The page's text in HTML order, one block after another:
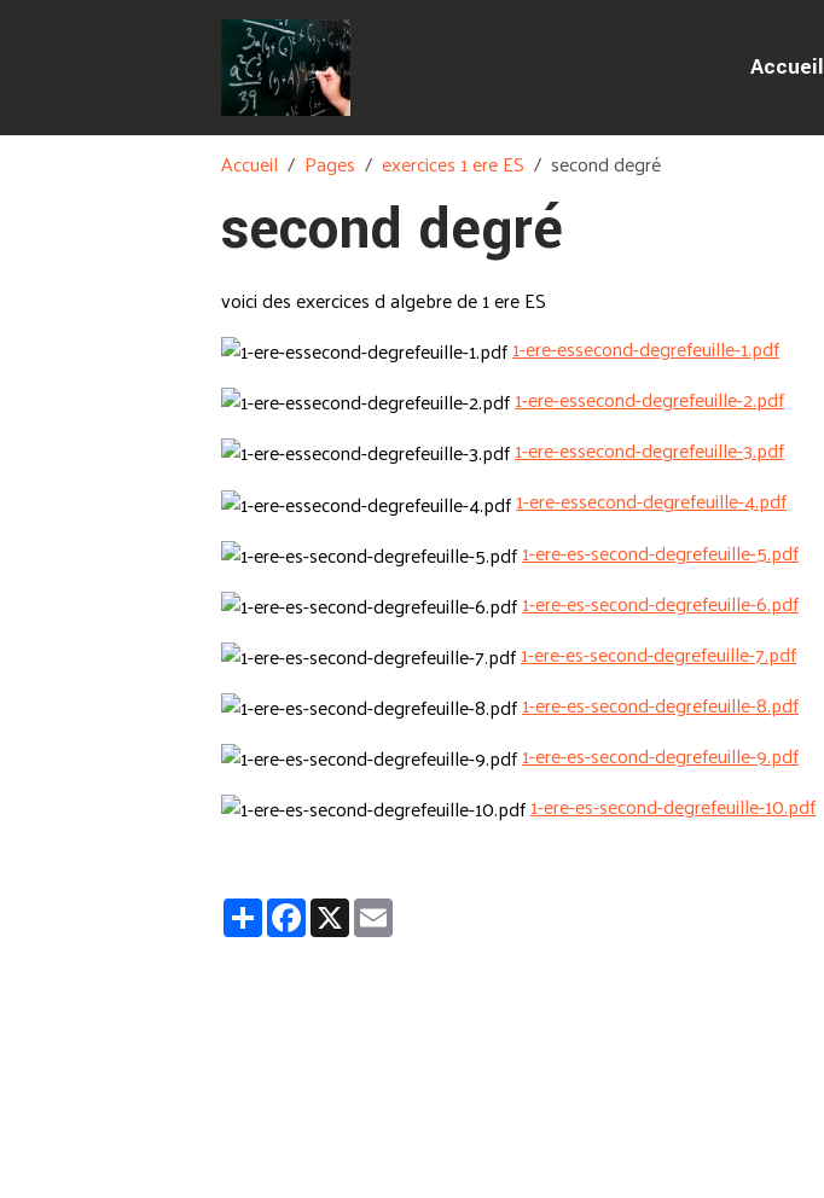
Accueil
Accueil Pages exercices 1 ere ES second degré
second degré
voici des exercices d algebre de 1 ere ES
1-ere-essecond-degrefeuille-1.pdf
1-ere-essecond-degrefeuille-2.pdf
1-ere-essecond-degrefeuille-3.pdf
1-ere-essecond-degrefeuille-4.pdf
1-ere-es-second-degrefeuille-5.pdf
1-ere-es-second-degrefeuille-6.pdf
1-ere-es-second-degrefeuille-7.pdf
1-ere-es-second-degrefeuille-8.pdf
1-ere-es-second-degrefeuille-9.pdf
1-ere-es-second-degrefeuille-10.pdf
PartagerFacebook
X